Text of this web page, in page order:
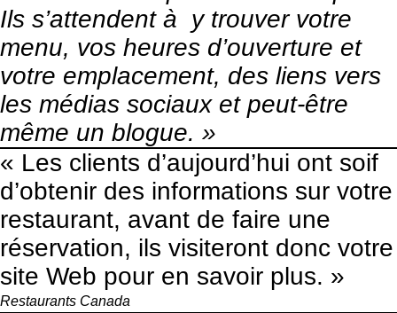
Ils s’attendent à y trouver votre
menu, vos heures d’ouverture et
votre emplacement, des liens vers
les médias sociaux et peut-être
même un blogue. »
« Les clients d’aujourd’hui ont soif
d’obtenir des informations sur votre
restaurant, avant de faire une
réservation, ils visiteront donc votre
site Web pour en savoir plus. »
Restaurants Canada